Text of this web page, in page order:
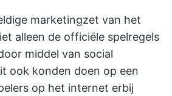
marketingzet van het
alleen de officiële spelregels
middel van social
ook konden doen op een
op het internet erbij